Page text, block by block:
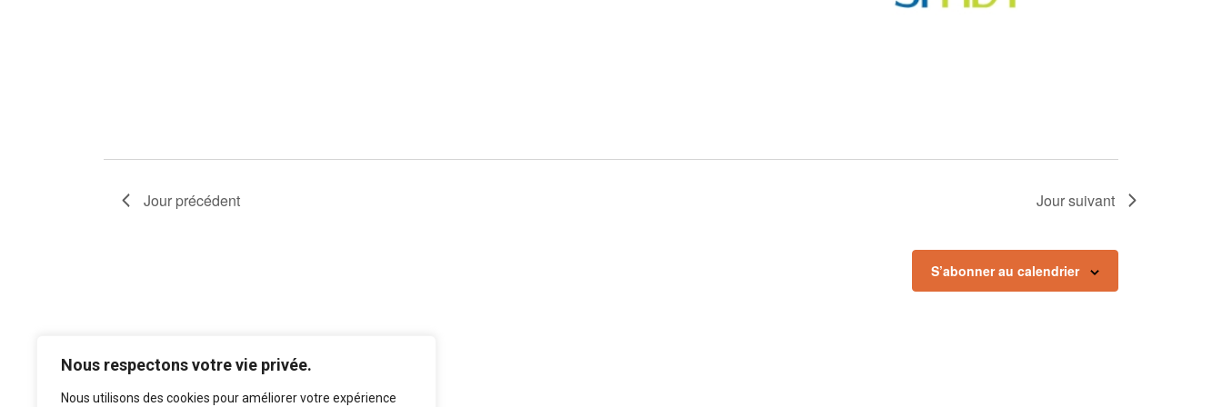
Nous respectons votre vie privée.
Nous utilisons des cookies pour améliorer votre expérience
Jour précédent Jour suivant
S’abonner au calendrier